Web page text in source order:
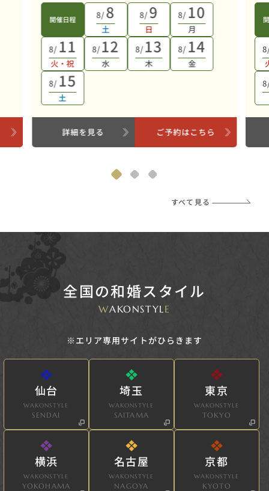
開催日程 8/8
土
8/9
日
8/ 10
月
8/ 11
火・祝
8/12
水
8/13
木
8/ 14
金
8/ 15
土
詳細を見る ご予約はこちら
すべて見る
全国の和婚スタイル
WAKONSTYL E
※エリア専用サイトがひらきます
仙台
WAKONSTYLE
SENDAI
埼玉
WAKONSTYLE
SAITAMA
東京
WAKONSTYLE
TOKYO
横浜
WAKONSTYLE
YOKOHAMA
名古屋
WAKONSTYLE
NAGOYA
京都
WAKONSTYLE
KYOTO